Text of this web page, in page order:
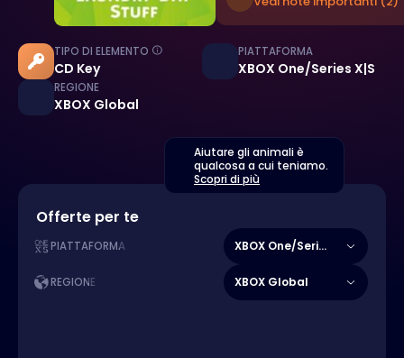
TIPO DI ELEMENTO
CD Key
PIATTAFORMA
XBOX One/Series X|S
REGIONE
XBOX Global
Aiutare gli animali è
qualcosa a cui teniamo.
Scopri di più
Offerte per te
PIATTAFORMA XBOX One/Series X|S
REGIONE XBOX Global